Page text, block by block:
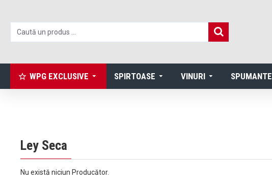
WPG EXCLUSIVE SPIRTOASE VINURI SPUMANTE
Ley Seca
Nu există niciun Producător.